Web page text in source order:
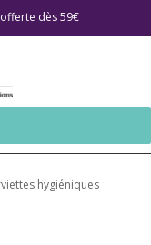
dès 59€
hygiéniques